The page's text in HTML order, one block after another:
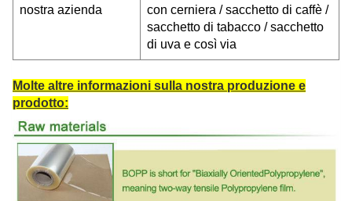
nostra azienda
con cerniera / sacchetto di caffè /
sacchetto di tabacco / sacchetto
di uva e così via
Molte altre informazioni sulla nostra produzione e
prodotto: